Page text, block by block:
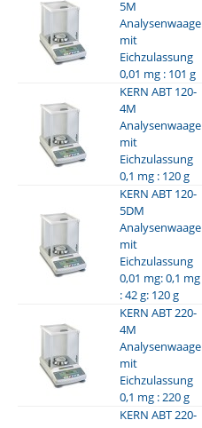
5M
Analysenwaage
mit
Eichzulassung
0,01 mg : 101 g
KERN ABT 120-
4M
Analysenwaage
mit
Eichzulassung
0,1 mg : 120 g
KERN ABT 120-
5DM
Analysenwaage
mit
Eichzulassung
0,01 mg: 0,1 mg
: 42 g: 120 g
KERN ABT 220-
4M
Analysenwaage
mit
Eichzulassung
0,1 mg : 220 g
KERN ABT 220-